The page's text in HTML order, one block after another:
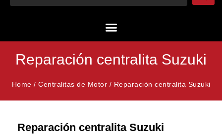
Reparación centralita Suzuki
Home / Centralitas de Motor / Reparación centralita Suzuki
Reparación centralita Suzuki